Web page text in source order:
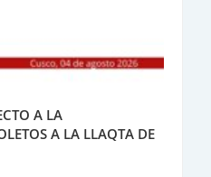
A LA
A LA LLAQTA DE